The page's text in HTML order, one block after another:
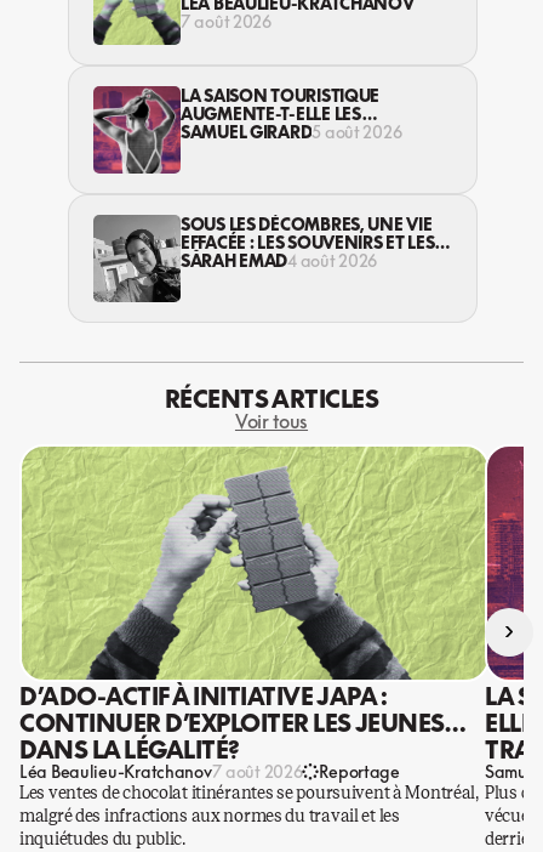
7 août 2026
LA SAISON TOURISTIQUE
AUGMENTE-T-ELLE LES
VIOLENCES CONTRE LES
SAMUEL GIRARD5 août 2026
SOUS LES DÉCOMBRES, UNE VIE
EFFACÉE : LES SOUVENIRS ET LES
RÊVES PERDUS DES HABITANT·ES
SARAH EMAD4 août 2026
RÉCENTS ARTICLES
Voir tous
D’ADO-ACTIF À INITIATIVE JAPA :
CONTINUER D’EXPLOITER LES JEUNES…
DANS LA LÉGALITÉ?
Léa Beaulieu-Kratchanov7 août 2026 Reportage
Les ventes de chocolat itinérantes se poursuivent à Montréal,
malgré des infractions aux normes du travail et les
inquiétudes du public.
LA
Plus
vécues
›